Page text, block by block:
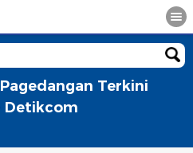
Terkini
Detikcom